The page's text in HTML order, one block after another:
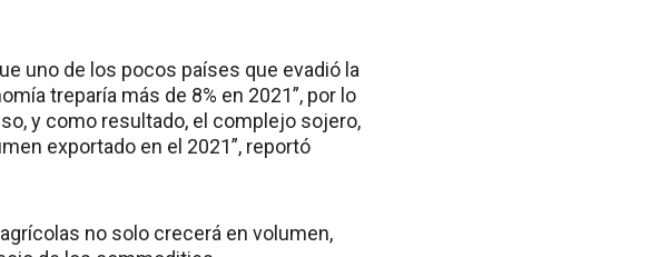
uno de los pocos países que evadió la
treparía más de 8% en 2021”, por lo
y como resultado, el complejo sojero,
exportado en el 2021”, reportó
no solo crecerá en volumen,